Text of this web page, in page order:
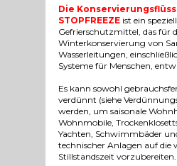
Die
STOPFREEZE ist ein
Gefrierschutzmittel, das für
Winterkonservierung von
Wasserleitungen,
Systeme für Menschen,
Es kann sowohl
verdünnt (siehe
werden, um saisonale
Wohnmobile,
Yachten, Schwimmbäder
technischer Anlagen auf die
Stillstandszeit vorzubereiten.